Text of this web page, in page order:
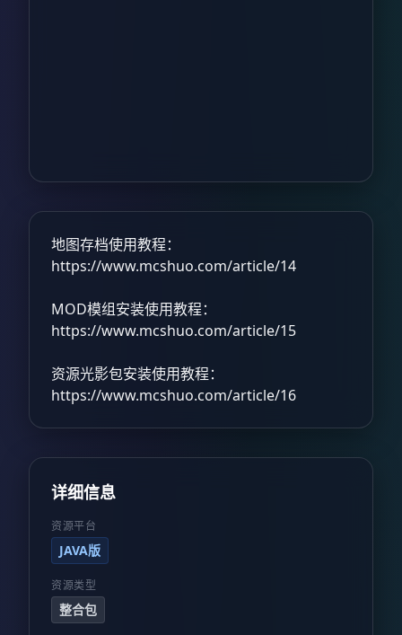
地图存档使用教程：
https://www.mcshuo.com/article/14
MOD模组安装使用教程：
https://www.mcshuo.com/article/15
资源光影包安装使用教程：
https://www.mcshuo.com/article/16
详细信息
资源平台
JAVA版
资源类型
整合包